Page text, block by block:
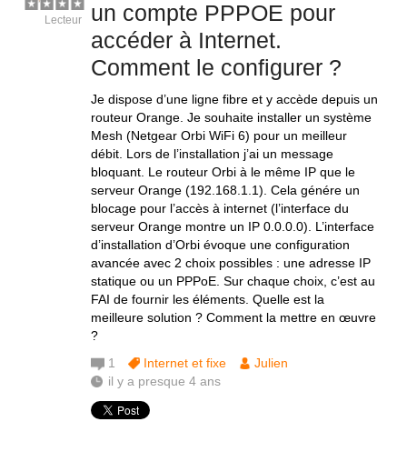
un compte PPPOE pour
accéder à Internet.
Comment le configurer ?
Je dispose d’une ligne fibre et y accède depuis un
routeur Orange. Je souhaite installer un système
Mesh (Netgear Orbi WiFi 6) pour un meilleur
débit. Lors de l’installation j’ai un message
bloquant. Le routeur Orbi à le même IP que le
serveur Orange (192.168.1.1). Cela génére un
blocage pour l’accès à internet (l’interface du
serveur Orange montre un IP 0.0.0.0). L’interface
d’installation d’Orbi évoque une configuration
avancée avec 2 choix possibles : une adresse IP
statique ou un PPPoE. Sur chaque choix, c’est au
FAI de fournir les éléments. Quelle est la
meilleure solution ? Comment la mettre en œuvre
?
Lecteur
1 Internet et fixe
Julien
il y a presque 4 ans